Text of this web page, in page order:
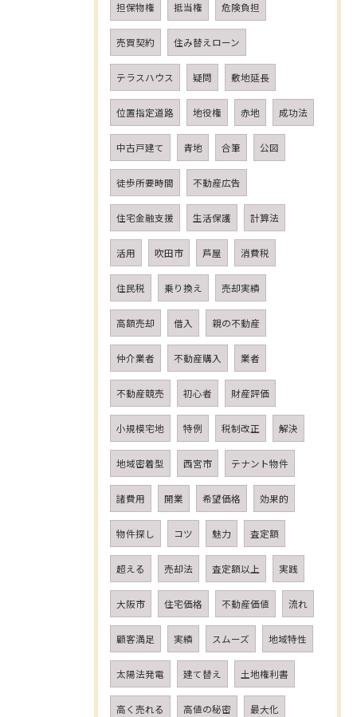
担保物権 抵当権 危険負担
売買契約 住み替えローン
テラスハウス 疑問 敷地延長
位置指定道路 地役権 赤地 成功法
中古戸建て 青地 合筆 公図
徒歩所要時間 不動産広告
住宅金融支援 生活保護 計算法
活用 吹田市 芦屋 消費税
住民税 乗り換え 売却実績
高額売却 借入 親の不動産
仲介業者 不動産購入 業者
不動産競売 初心者 財産評価
小規模宅地 特例 税制改正 解決
地域密着型 西宮市 テナント物件
諸費用 開業 希望価格 効果的
物件探し コツ 魅力 査定額
超える 売却法 査定額以上 実践
大阪市 住宅価格 不動産価値 流れ
顧客満足 実績 スムーズ 地域特性
太陽法発電 建て替え 土地権利書
高く売れる 高値の秘密 最大化